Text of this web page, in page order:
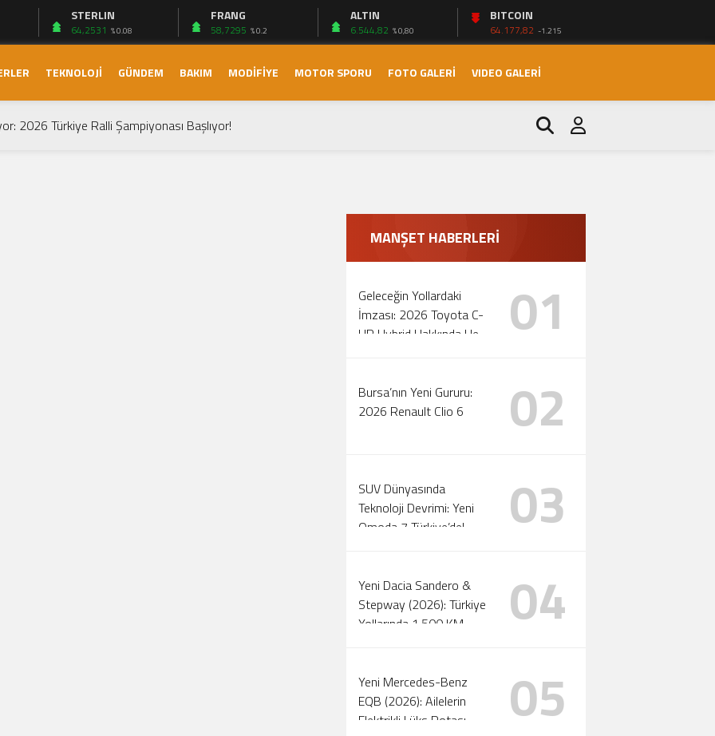
STERLIN
64,2531 % 0.08
FRANG
58,7295 % 0.2
ALTIN
6.544,82 % 0,80
BITCOIN
64.177,82 -1.215
TEKNOLOJİ GÜNDEM BAKIM MODİFİYE MOTOR SPORU FOTO GALERİ VIDEO GALERİ
Sedanı Tanıtıldı
2026 Türkiye Ralli Şampiyonası Başlıyor!
Yeni Omoda 7 Türkiye’de!
Renault Boreal Hakkında Her Şey
Cross: Kompakt SUV’de Yeni Standartlar
Prix’si: Heyecan Dolu Bir Yarış
Başlaması
Sedanı Tanıtıldı
2026 Türkiye Ralli Şampiyonası Başlıyor!
MANŞET HABERLERİ
Geleceğin Yollardaki
İmzası: 2026 Toyota C-
HR Hybrid Hakkında Her
01
Bursa’nın Yeni Gururu:
2026 Renault Clio 6
02
SUV Dünyasında
Teknoloji Devrimi: Yeni
Omoda 7 Türkiye’de!
03
Yeni Dacia Sandero &
Stepway (2026): Türkiye
Yollarında 1.500 KM
04
Yeni Mercedes-Benz
EQB (2026): Ailelerin
Elektrikli Lüks Rotası
05